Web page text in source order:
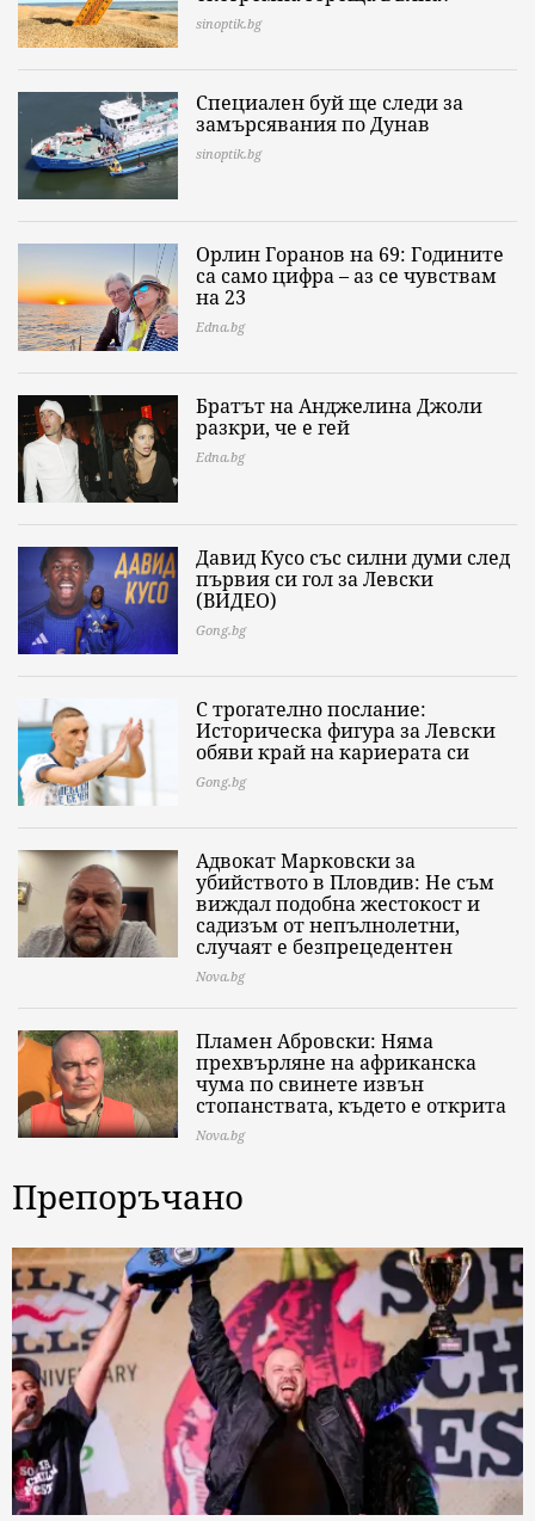
sinoptik.bg
Специален буй ще следи за
замърсявания по Дунав
sinoptik.bg
Орлин Горанов на 69: Годините
са само цифра – аз се чувствам
на 23
Edna.bg
Братът на Анджелина Джоли
разкри, че е гей
Edna.bg
Давид Кусо със силни думи след
първия си гол за Левски
(ВИДЕО)
Gong.bg
С трогателно послание:
Историческа фигура за Левски
обяви край на кариерата си
Gong.bg
Адвокат Марковски за
убийството в Пловдив: Не съм
виждал подобна жестокост и
садизъм от непълнолетни,
случаят е безпрецедентен
Nova.bg
Пламен Абровски: Няма
прехвърляне на африканска
чума по свинете извън
стопанствата, където е открита
Nova.bg
Препоръчано